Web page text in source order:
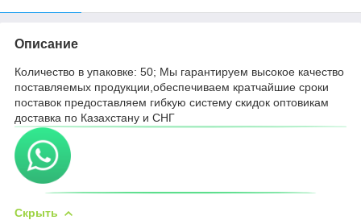
Описание
Количество в упаковке: 50; Мы гарантируем высокое качество
поставляемых продукции,обеспечиваем кратчайшие сроки
поставок предоставляем гибкую систему скидок оптовикам
доставка по Казахстану и СНГ
Скрыть